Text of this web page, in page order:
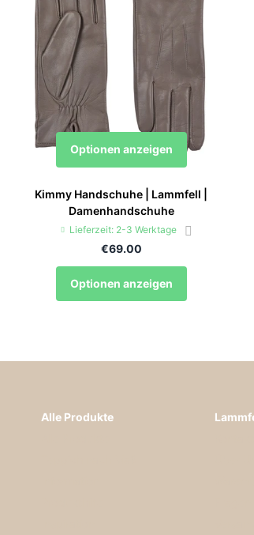
Optionen anzeigen
Kimmy Handschuhe | Lammfell |
Damenhandschuhe
Lieferzeit: 2-3 Werktage
€69.00
Optionen anzeigen
Alle Produkte